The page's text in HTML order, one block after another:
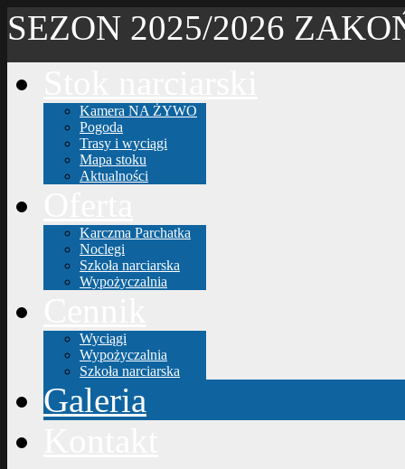
SEZON 2025/2026
Kamera NA ŻYWO
Pogoda
Trasy i wyciągi
Mapa stoku
Aktualności
Karczma Parchatka
Noclegi
Szkoła narciarska
Wypożyczalnia
Wyciągi
Wypożyczalnia
Szkoła narciarska
Galeria